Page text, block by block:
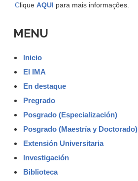
Clique AQUI para mais informações.
MENU
Inicio
El IMA
En destaque
Pregrado
Posgrado (Especialización)
Posgrado (Maestría y Doctorado)
Extensión Universitaria
Investigación
Biblioteca